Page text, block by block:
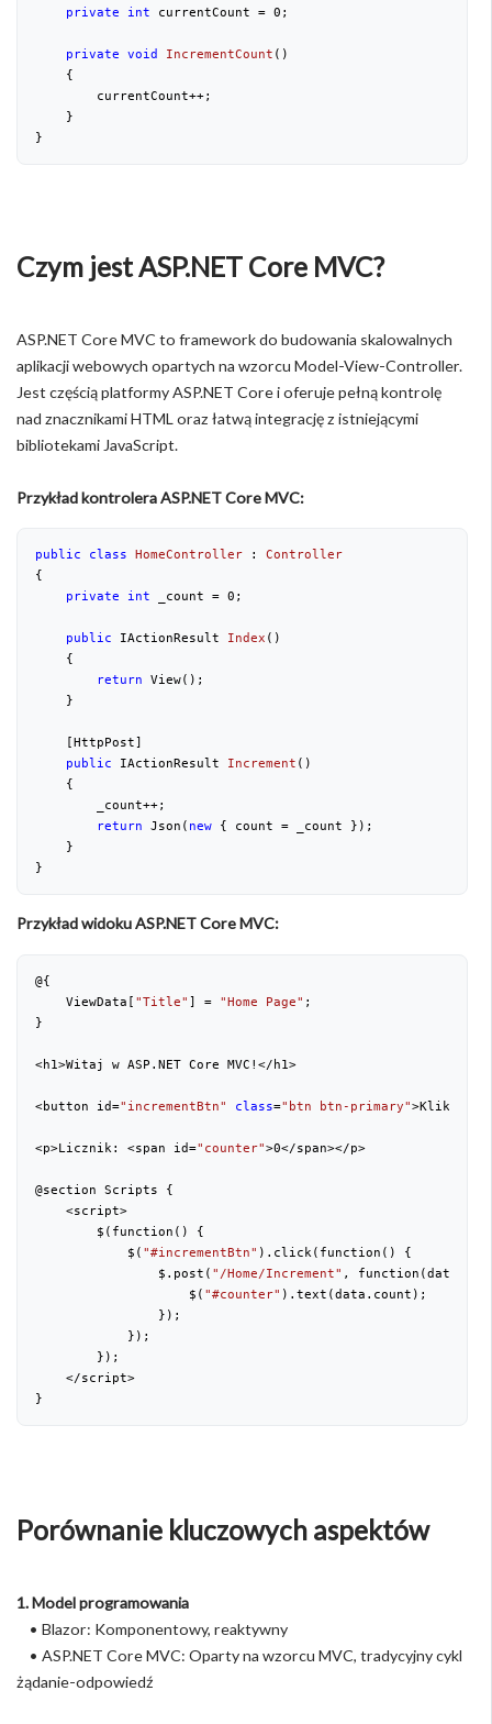
private
int currentCount = 0 ;
private void IncrementCount ( )
{
        currentCount++;
    }
}
Czym jest ASP.NET Core MVC?
ASP.NET Core MVC to framework do budowania skalowalnych
aplikacji webowych opartych na wzorcu Model-View-Controller.
Jest częścią platformy ASP.NET Core i oferuje pełną kontrolę
nad znacznikami HTML oraz łatwą integrację z istniejącymi
bibliotekami JavaScript.
Przykład kontrolera ASP.NET Core MVC:
public class HomeController : Controller
{
private
int _count = 0 ;
public IActionResult Index ( )
{
return View();
    }
    [HttpPost]
public IActionResult Increment ( )
{
        _count++;
return Json( new { count = _count });
    }
}
Przykład widoku ASP.NET Core MVC:
@{
    ViewData[
"Title" ] = "Home Page" ;
}
<h1>Witaj w ASP.NET Core MVC!</h1>
<button id="incrementBtn" class="btn btn-primary">Kliknij
<p>Licznik: <span id="counter">0</span></p>
@section Scripts {
    <script>
        $(function() {
            $(
"#incrementBtn" ).click(function() {
                $.post(
"/Home/Increment" , function(data) {
                    $(
"#counter" ).text(data.count);
                });
            });
        });
    </script>
}
Porównanie kluczowych aspektów
1. Model programowania
• Blazor: Komponentowy, reaktywny
• ASP.NET Core MVC: Oparty na wzorcu MVC, tradycyjny cykl
żądanie-odpowiedź